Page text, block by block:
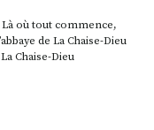
YOUTUBE
Là où tout commence,
de La Chaise-Dieu
Chaise-Dieu